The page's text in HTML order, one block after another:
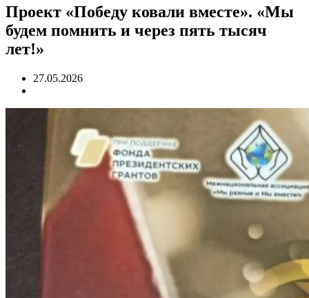
Проект «Победу ковали вместе». «Мы
будем помнить и через пять тысяч
лет!»
27.05.2026